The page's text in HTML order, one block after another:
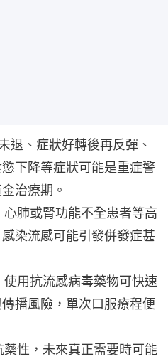
退、症狀好轉後再反彈、
下降等症狀可能是重症警
治療期。
肺或腎功能不全患者等高
染流感可能引發併發症甚
用抗流感病毒藥物可快速
播風險，單次口服療程便
性，未來真正需要時可能